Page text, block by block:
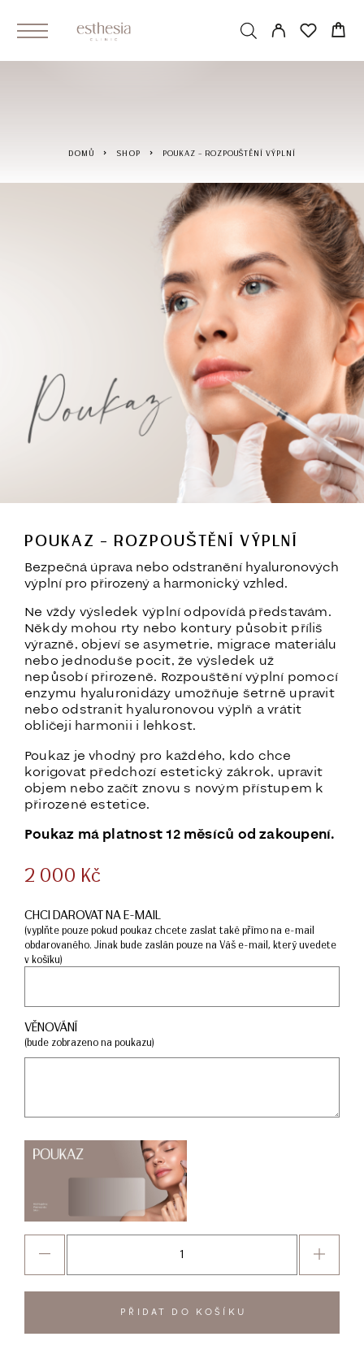
DOMŮ SHOP POUKAZ – ROZPOUŠTĚNÍ VÝPLNÍ
POUKAZ – ROZPOUŠTĚNÍ VÝPLNÍ
Bezpečná úprava nebo odstranění hyaluronových
výplní pro přirozený a harmonický vzhled.
Ne vždy výsledek výplní odpovídá představám.
Někdy mohou rty nebo kontury působit příliš
výrazně, objeví se asymetrie, migrace materiálu
nebo jednoduše pocit, že výsledek už
nepůsobí přirozeně. Rozpouštění výplní pomocí
enzymu hyaluronidázy umožňuje šetrně upravit
nebo odstranit hyaluronovou výplň a vrátit
obličeji harmonii i lehkost.
Poukaz je vhodný pro každého, kdo chce
korigovat předchozí estetický zákrok, upravit
objem nebo začít znovu s novým přístupem k
přirozené estetice.
Poukaz má platnost 12 měsíců od zakoupení.
2 000 Kč
CHCI DAROVAT NA E-MAIL
(vyplňte pouze pokud poukaz chcete zaslat také přímo na e-mail
obdarovaného. Jinak bude zaslán pouze na Váš e-mail, který uvedete
v košíku)
VĚNOVÁNÍ
(bude zobrazeno na poukazu)
PŘIDAT DO KOŠÍKU